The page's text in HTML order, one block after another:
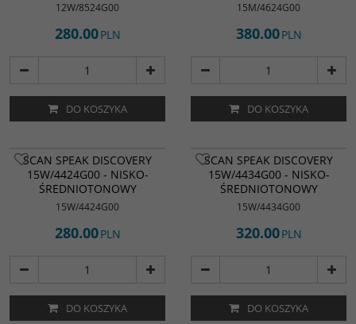
12W/8524G00
280.00PLN
DO KOSZYKA
15M/4624G00
380.00PLN
DO KOSZYKA
SCAN SPEAK DISCOVERY
15W/4424G00 - NISKO-
ŚREDNIOTONOWY
15W/4424G00
280.00PLN
DO KOSZYKA
SCAN SPEAK DISCOVERY
15W/4434G00 - NISKO-
ŚREDNIOTONOWY
15W/4434G00
320.00PLN
DO KOSZYKA